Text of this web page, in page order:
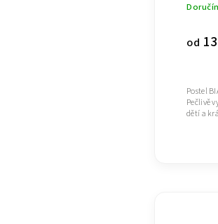
od
Postel
Pečlivě
dětí a